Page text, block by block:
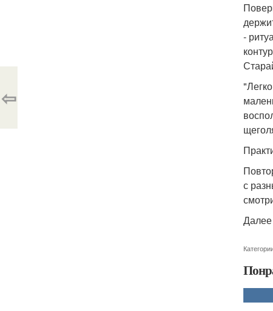
-
с
Далее
⇦